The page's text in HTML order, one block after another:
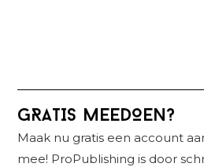
Primaire
Sidebar
GRATIS MEEDOEN?
Maak nu gratis een account
mee! ProPublishing is door